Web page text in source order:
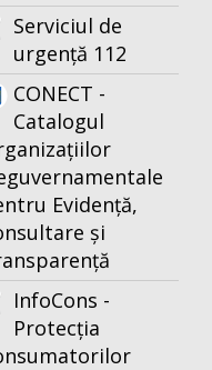
Serviciul de
urgență 112
CONECT -
Catalogul
Evidență,
și
InfoCons -
Protecția